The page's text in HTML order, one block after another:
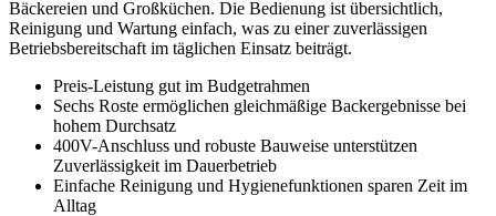
Bäckereien und Großküchen. Die Bedienung ist übersichtlich,
Reinigung und Wartung einfach, was zu einer zuverlässigen
Betriebsbereitschaft im täglichen Einsatz beiträgt.
Preis-Leistung gut im Budgetrahmen
Sechs Roste ermöglichen gleichmäßige Backergebnisse bei
hohem Durchsatz
400V-Anschluss und robuste Bauweise unterstützen
Zuverlässigkeit im Dauerbetrieb
Einfache Reinigung und Hygienefunktionen sparen Zeit im
Alltag